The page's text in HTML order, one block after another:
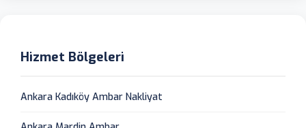
Hizmet Bölgeleri
Ankara Kadıköy Ambar Nakliyat